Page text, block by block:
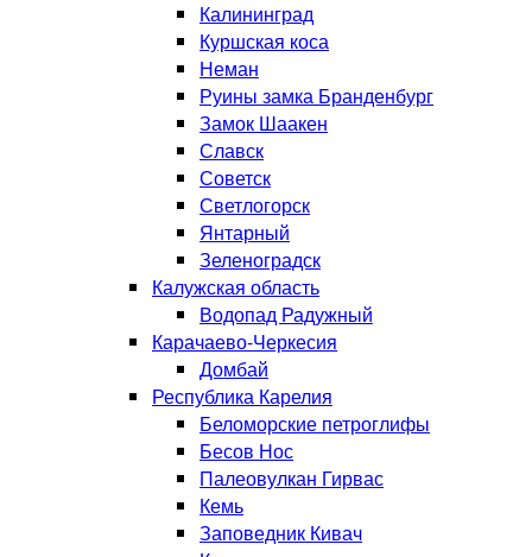
Калининград
Куршская коса
Неман
Руины замка Бранденбург
Замок Шаакен
Славск
Советск
Светлогорск
Янтарный
Зеленоградск
Калужская область
Водопад Радужный
Карачаево-Черкесия
Домбай
Республика Карелия
Беломорские петроглифы
Бесов Нос
Палеовулкан Гирвас
Кемь
Заповедник Кивач